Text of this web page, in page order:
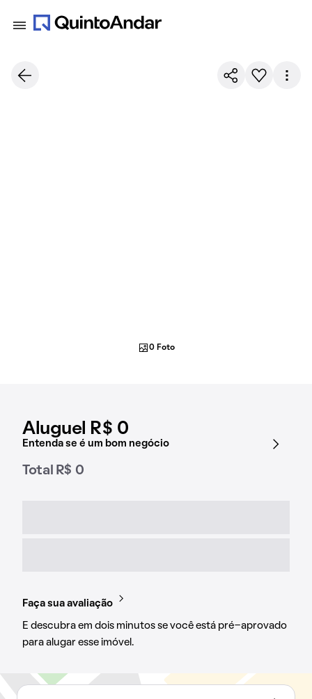
Aluguel R$ 0
Entenda se é um bom negócio
Total R$ 0
Faça sua avaliação
E descubra em dois minutos se você está pré-aprovado
para alugar esse imóvel.
0 Foto